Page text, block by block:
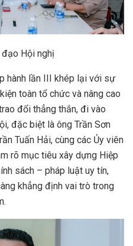
đạo Hội nghị
hành lần III khép lại với sự
toàn tổ chức và nâng cao
đổi thẳng thắn, đi vào
đặc biệt là ông Trần Sơn
Tuấn Hải, cùng các Ủy viên
rõ mục tiêu xây dựng Hiệp
sách – pháp luật uy tín,
khẳng định vai trò trong